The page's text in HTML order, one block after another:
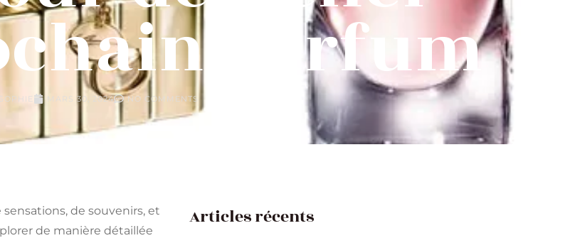
parfum
SOPHIE MARS 30, 2024 NO COMMENTS
de souvenirs, et
de manière détaillée
Articles récents